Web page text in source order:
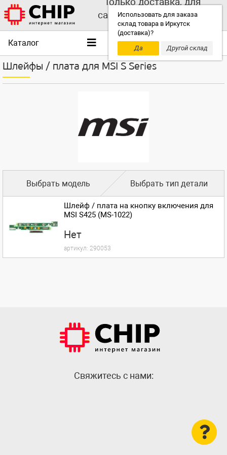
Использовать для заказа
склад товара в Иркутск
(доставка)?
Да
Другой склад
самовывоза выбирайте
другой склад!
Каталог
Шлейфы / плата для MSI S Series
Выбрать модель Выбрать тип детали
Шлейф / плата на кнопку включения для
MSI S425 (MS-1022)
Нет
артикул: 290053
Cвяжитесь с нами: